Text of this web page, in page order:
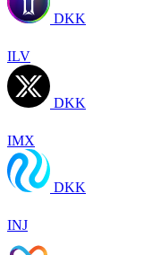
DKK
ILV
DKK
IMX
DKK
INJ